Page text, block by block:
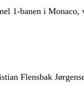
1-banen i
Flensbak